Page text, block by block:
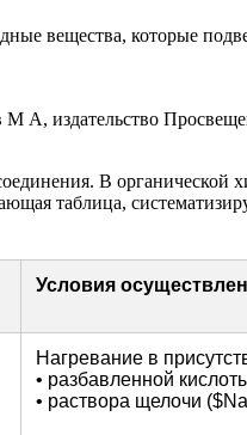
вещества, которые
В
таблица,
Условия
Нагревание в
• разбавленной
• раствора щелочи